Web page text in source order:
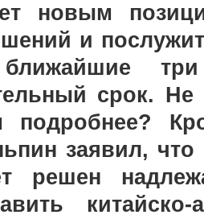
новым
и
срок.
подробнее?
заявил,
решен